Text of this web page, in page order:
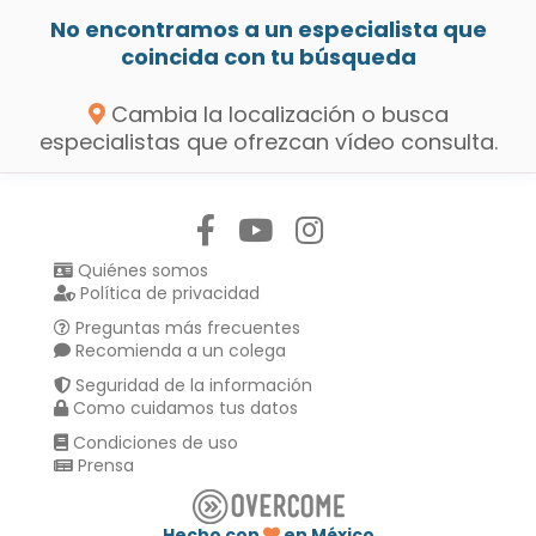
No encontramos a un especialista que
coincida con tu búsqueda
Cambia la localización o busca
especialistas que ofrezcan vídeo consulta.
Quiénes somos
Política de privacidad
Preguntas más frecuentes
Recomienda a un colega
Seguridad de la información
Como cuidamos tus datos
Condiciones de uso
Prensa